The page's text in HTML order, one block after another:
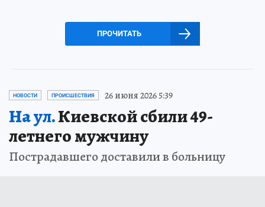
ПРОЧИТАТЬ
НОВОСТИ ПРОИСШЕСТВИЯ 26 июня 2026 5:39
На ул.Киевской сбили 49-
летнего мужчину
Пострадавшего доставили в больницу